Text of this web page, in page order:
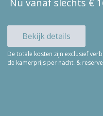
Bekijk details
De totale kosten zijn exclusief
de kamerprijs per nacht. &